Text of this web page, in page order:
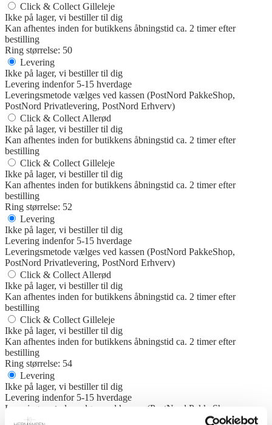
Click & Collect Gilleleje
Ikke på lager, vi bestiller til dig
Kan afhentes inden for butikkens åbningstid ca. 2 timer efter
bestilling
Ring størrelse: 50
Levering
Ikke på lager, vi bestiller til dig
Levering indenfor 5-15 hverdage
Leveringsmetode vælges ved kassen (PostNord PakkeShop,
PostNord Privatlevering, PostNord Erhverv)
Click & Collect Allerød
Ikke på lager, vi bestiller til dig
Kan afhentes inden for butikkens åbningstid ca. 2 timer efter
bestilling
Click & Collect Gilleleje
Ikke på lager, vi bestiller til dig
Kan afhentes inden for butikkens åbningstid ca. 2 timer efter
bestilling
Ring størrelse: 52
Levering
Ikke på lager, vi bestiller til dig
Levering indenfor 5-15 hverdage
Leveringsmetode vælges ved kassen (PostNord PakkeShop,
PostNord Privatlevering, PostNord Erhverv)
Click & Collect Allerød
Ikke på lager, vi bestiller til dig
Kan afhentes inden for butikkens åbningstid ca. 2 timer efter
bestilling
Click & Collect Gilleleje
Ikke på lager, vi bestiller til dig
Kan afhentes inden for butikkens åbningstid ca. 2 timer efter
bestilling
Ring størrelse: 54
Levering
Ikke på lager, vi bestiller til dig
Levering indenfor 5-15 hverdage
Leveringsmetode vælges ved kassen (PostNord PakkeShop,
PostNord Privatlevering, PostNord Erhverv)